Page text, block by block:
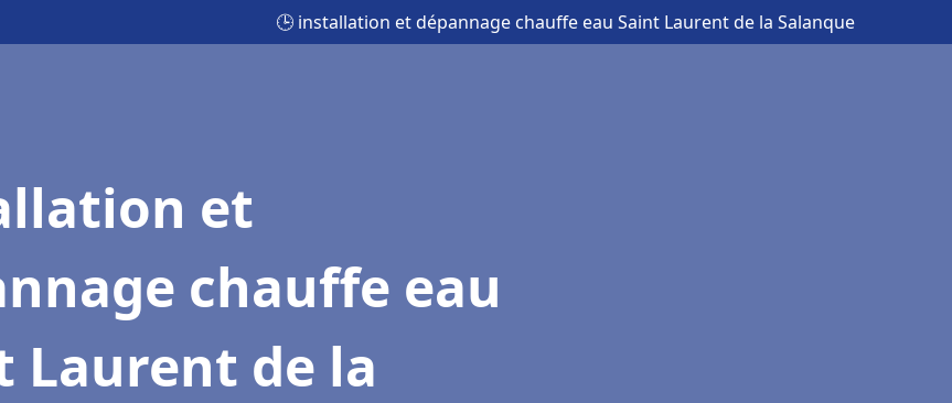
🕒 installation et dépannage chauffe eau Saint Laurent de la Salanque
et
chauffe eau
Laurent de la